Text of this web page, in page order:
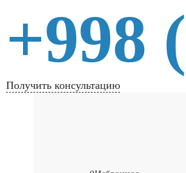
+998
Получить консультацию